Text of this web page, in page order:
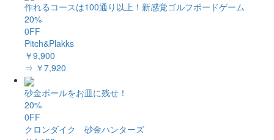
作れるコースは100通り以上！新感覚ゴルフボードゲーム
20%
0FF
Pitch&Plakks
￥9,900
⇒ ￥7,920
砂金ボールをお皿に残せ！
20%
0FF
クロンダイク 砂金ハンターズ